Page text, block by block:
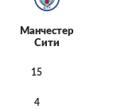
Манчестер
Сити
15
4